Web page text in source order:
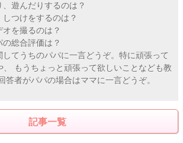
、遊んだりするのは？
しつけをするのは？
オを撮るのは？
の総合評価は？
してうちのパパに一言どうぞ。特に頑張って
、 もうちょっと頑張って欲しいことなども教
答者がパパの場合はママに一言どうぞ。
記事一覧